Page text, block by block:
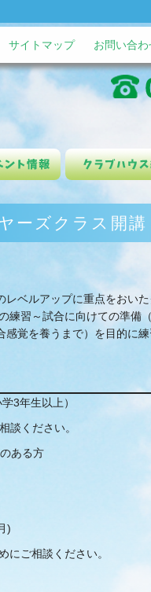
サイトマップ お問い合わ
ス紹介
ーズクラス開講
ベルアップに重点をおいた
練習～試合に向けての準備
感覚を養うまで）を目的に練
3年生以上）
ください。
ある方
)
にご相談ください。